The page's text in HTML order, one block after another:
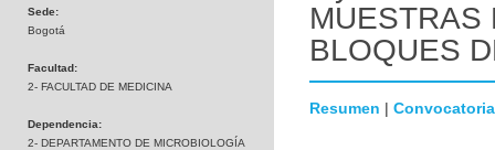
Sede:
Bogotá
Facultad:
2- FACULTAD DE MEDICINA
Dependencia:
2- DEPARTAMENTO DE MICROBIOLOGÍA
MUESTRAS
BLOQUES
Resumen | Convocatoria